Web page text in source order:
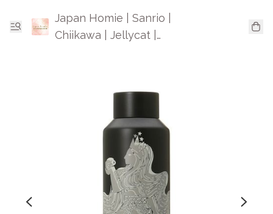
Japan Homie | Sanrio |
Chiikawa | Jellycat |